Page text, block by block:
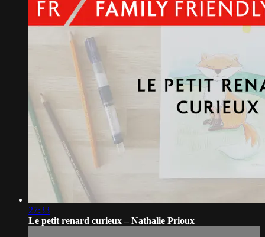
27:33
Le petit renard curieux – Nathalie Prioux